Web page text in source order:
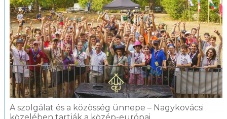
A szolgálat és a közösség ünnepe – Nagykovácsi
közelében tartják a közép-európai